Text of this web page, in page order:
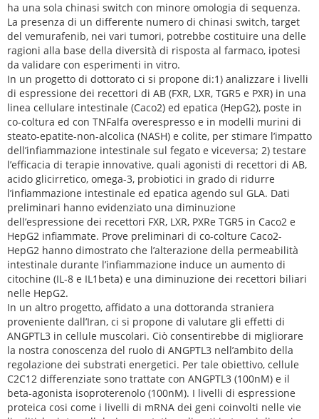
ha una sola chinasi switch con minore omologia di sequenza.
La presenza di un differente numero di chinasi switch, target
del vemurafenib, nei vari tumori, potrebbe costituire una delle
ragioni alla base della diversità di risposta al farmaco, ipotesi
da validare con esperimenti in vitro.
In un progetto di dottorato ci si propone di:1) analizzare i livelli
di espressione dei recettori di AB (FXR, LXR, TGR5 e PXR) in una
linea cellulare intestinale (Caco2) ed epatica (HepG2), poste in
co-coltura ed con TNFalfa overespresso e in modelli murini di
steato-epatite-non-alcolica (NASH) e colite, per stimare l’impatto
dell’infiammazione intestinale sul fegato e viceversa; 2) testare
l’efficacia di terapie innovative, quali agonisti di recettori di AB,
acido glicirretico, omega-3, probiotici in grado di ridurre
l’infiammazione intestinale ed epatica agendo sul GLA. Dati
preliminari hanno evidenziato una diminuzione
dell’espressione dei recettori FXR, LXR, PXRe TGR5 in Caco2 e
HepG2 infiammate. Prove preliminari di co-colture Caco2-
HepG2 hanno dimostrato che l’alterazione della permeabilità
intestinale durante l’infiammazione induce un aumento di
citochine (IL-8 e IL1beta) e una diminuzione dei recettori biliari
nelle HepG2.
In un altro progetto, affidato a una dottoranda straniera
proveniente dall’Iran, ci si propone di valutare gli effetti di
ANGPTL3 in cellule muscolari. Ciò consentirebbe di migliorare
la nostra conoscenza del ruolo di ANGPTL3 nell’ambito della
regolazione dei substrati energetici. Per tale obiettivo, cellule
C2C12 differenziate sono trattate con ANGPTL3 (100nM) e il
beta-agonista isoproterenolo (100nM). I livelli di espressione
proteica cosi come i livelli di mRNA dei geni coinvolti nelle vie